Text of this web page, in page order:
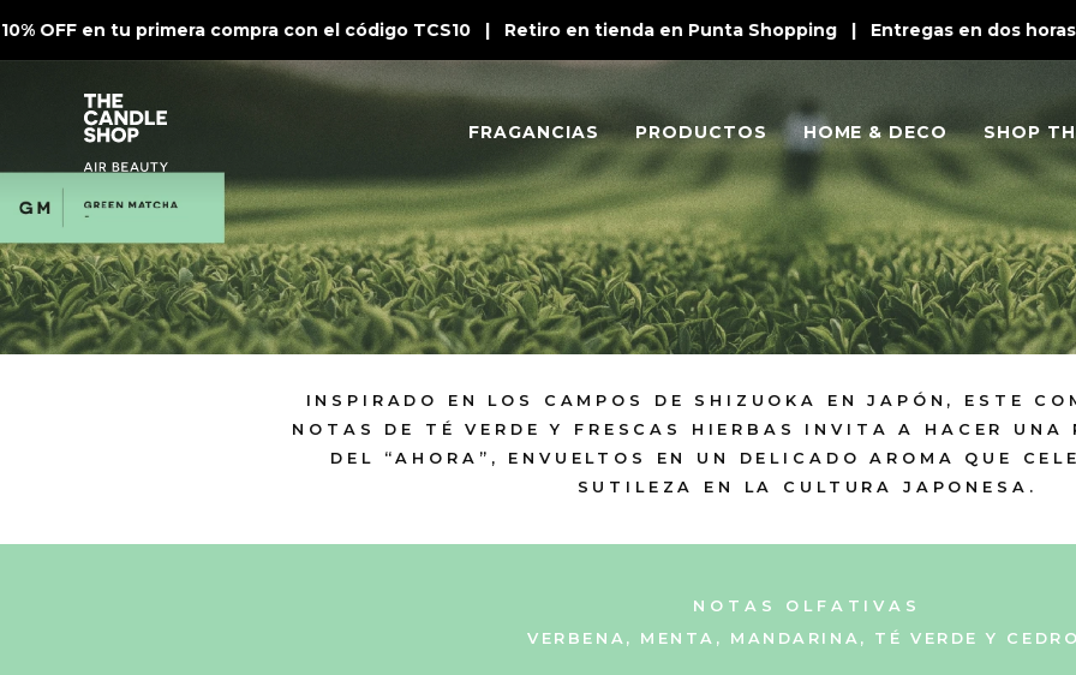
OFF en tu primera compra con el código TCS10 | Retiro en tienda en Punta Shopping | Entregas en dos horas
FRAGANCIAS PRODUCTOS HOME & DECO SHOP
INSPIRADO EN LOS CAMPOS DE SHIZUOKA EN JAPÓN, ESTE
NOTAS DE TÉ VERDE Y FRESCAS HIERBAS INVITA A HACER UNA
DEL “AHORA”, ENVUELTOS EN UN DELICADO AROMA QUE
SUTILEZA EN LA CULTURA JAPONESA.
NOTAS OLFATIVAS
VERBENA, MENTA, MANDARINA, TÉ VERDE Y